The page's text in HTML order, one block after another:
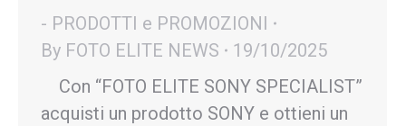
- PRODOTTI e PROMOZIONI
By FOTO ELITE NEWS
19/10/2025
Con “FOTO ELITE SONY SPECIALIST”
acquisti un prodotto SONY e ottieni un